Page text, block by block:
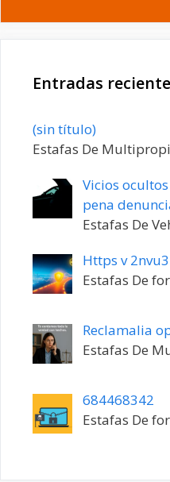
Entradas
(sin título)Entrada
20198
Estafas De
Vicios
pena
Estafas De
Https v 2nvu3
Estafas De
Reclamalia
Estafas De
684468342
Estafas De